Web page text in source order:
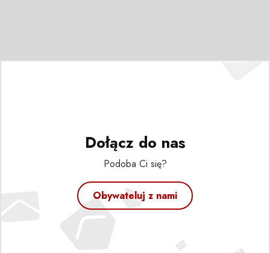
Dołącz do nas
Podoba Ci się?
Obywateluj z nami